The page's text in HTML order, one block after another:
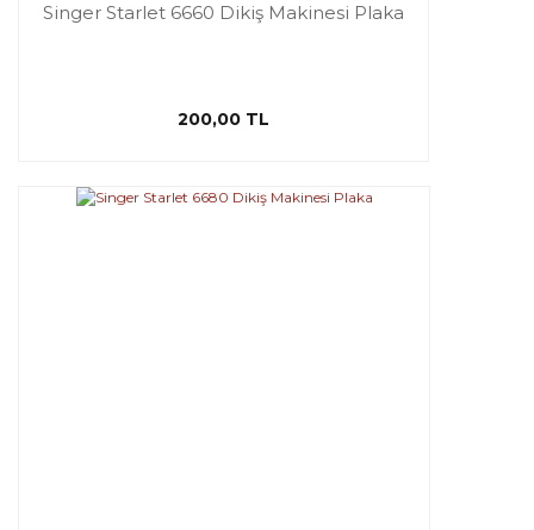
Singer Starlet 6660 Dikiş Makinesi Plaka
200,00 TL